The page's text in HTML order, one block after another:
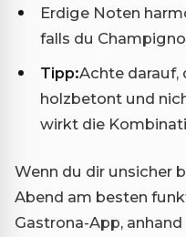
Erdige Noten
falls du
Tipp:Achte darauf,
holzbetont und
wirkt die
Wenn du dir unsicher
Abend am besten
Gastrona-App,